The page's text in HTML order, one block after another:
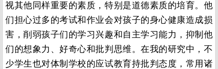
视其他同样重要的素质，特别是道德素质的培育。他
们担心过多的考试和作业会对孩子的身心健康造成损
害，削弱孩子们的学习兴趣和自主学习能力，抑制他
们的想象力、好奇心和批判思维。在我的研究中，不
少学生也对体制学校的应试教育持批判态度，常用诸